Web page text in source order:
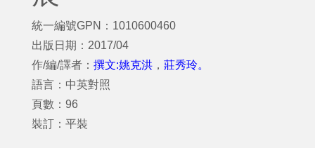
統一編號GPN：1010600460
出版日期：2017/04
作/編/譯者： 撰文:姚克洪 ， 莊秀玲。
語言：中英對照
頁數：96
裝訂：平裝